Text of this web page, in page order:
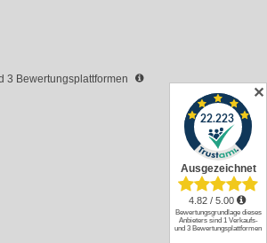
3 Bewertungsplattformen
✕